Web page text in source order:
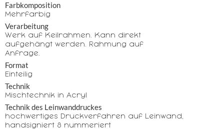
Farbkomposition
Mehrfarbig
Verarbeitung
Werk auf Keilrahmen. Kann direkt
aufgehängt werden. Rahmung auf
Anfrage.
Format
Einteilig
Technik
Mischtechnik in Acryl
Technik des Leinwanddruckes
hochwertiges Druckverfahren auf Leinwand,
handsigniert & nummeriert